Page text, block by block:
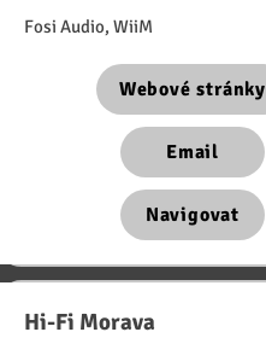
Fosi Audio, WiiM
Webové stránky
Email
Navigovat
Hi-Fi Morava